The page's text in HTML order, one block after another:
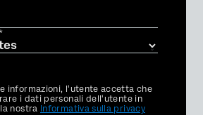
informazioni, l'utente accetta che
i dati personali dell'utente in
nostra Informativa sulla privacy